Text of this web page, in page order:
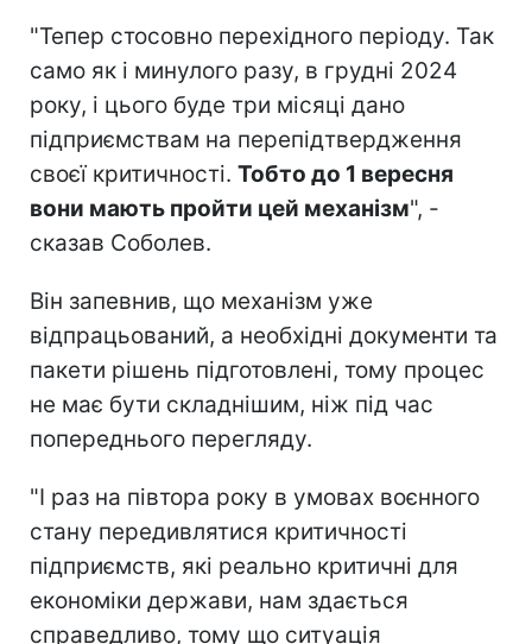
"Тепер стосовно перехідного періоду. Так
само як і минулого разу, в грудні 2024
року, і цього буде три місяці дано
підприємствам на перепідтвердження
своєї критичності. Тобто до 1 вересня
вони мають пройти цей механізм", -
сказав Соболев.
Він запевнив, що механізм уже
відпрацьований, а необхідні документи та
пакети рішень підготовлені, тому процес
не має бути складнішим, ніж під час
попереднього перегляду.
"І раз на півтора року в умовах воєнного
стану передивлятися критичності
підприємств, які реально критичні для
економіки держави, нам здається
справедливо, тому що ситуація